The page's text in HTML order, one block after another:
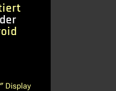
der
Display